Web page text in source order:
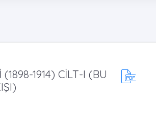
1914) CİLT-I (BU